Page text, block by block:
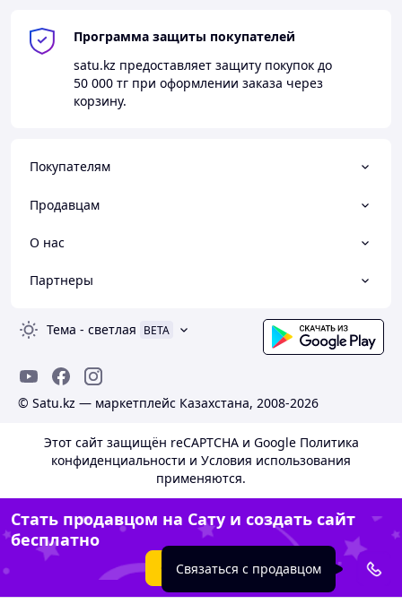
Программа защиты покупателей
satu.kz предоставляет защиту покупок до
50 000 тг при оформлении заказа через
корзину.
Покупателям
Продавцам
О нас
Партнеры
Тема - светлая BETA
© Satu.kz — маркетплейс Казахстана, 2008-2026
Этот сайт защищён reCAPTCHA и Google Политика
конфиденциальности и Условия использования
применяются.
Стать продавцом на Сату и создать сайт
бесплатно
Создать сайт
Связаться с продавцом